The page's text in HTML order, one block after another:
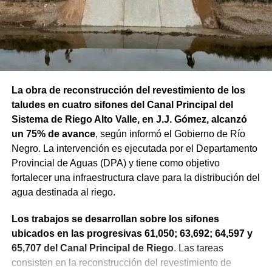
Finalmente,el sábado (15/08) será la jornada más
templada del período, con una máxima de 14°C y una
mínima de 2°C. El cielo permanecerá cubierto durante el
día y la noche, mientras que el viento será más leve, con
17 km/h durante el día y 8 km/h durante la noche.
La obra de reconstrucción del revestimiento de los
taludes en cuatro sifones del Canal Principal del
Sistema de Riego Alto Valle, en J.J. Gómez, alcanzó
un 75% de avance, según informó el Gobierno de Río
Negro. La intervención es ejecutada por el Departamento
Provincial de Aguas (DPA) y tiene como objetivo
fortalecer una infraestructura clave para la distribución del
agua destinada al riego.
Los trabajos se desarrollan sobre los sifones
ubicados en las progresivas 61,050; 63,692; 64,597 y
65,707 del Canal Principal de Riego. Las tareas
consisten en la reconstrucción del revestimiento de